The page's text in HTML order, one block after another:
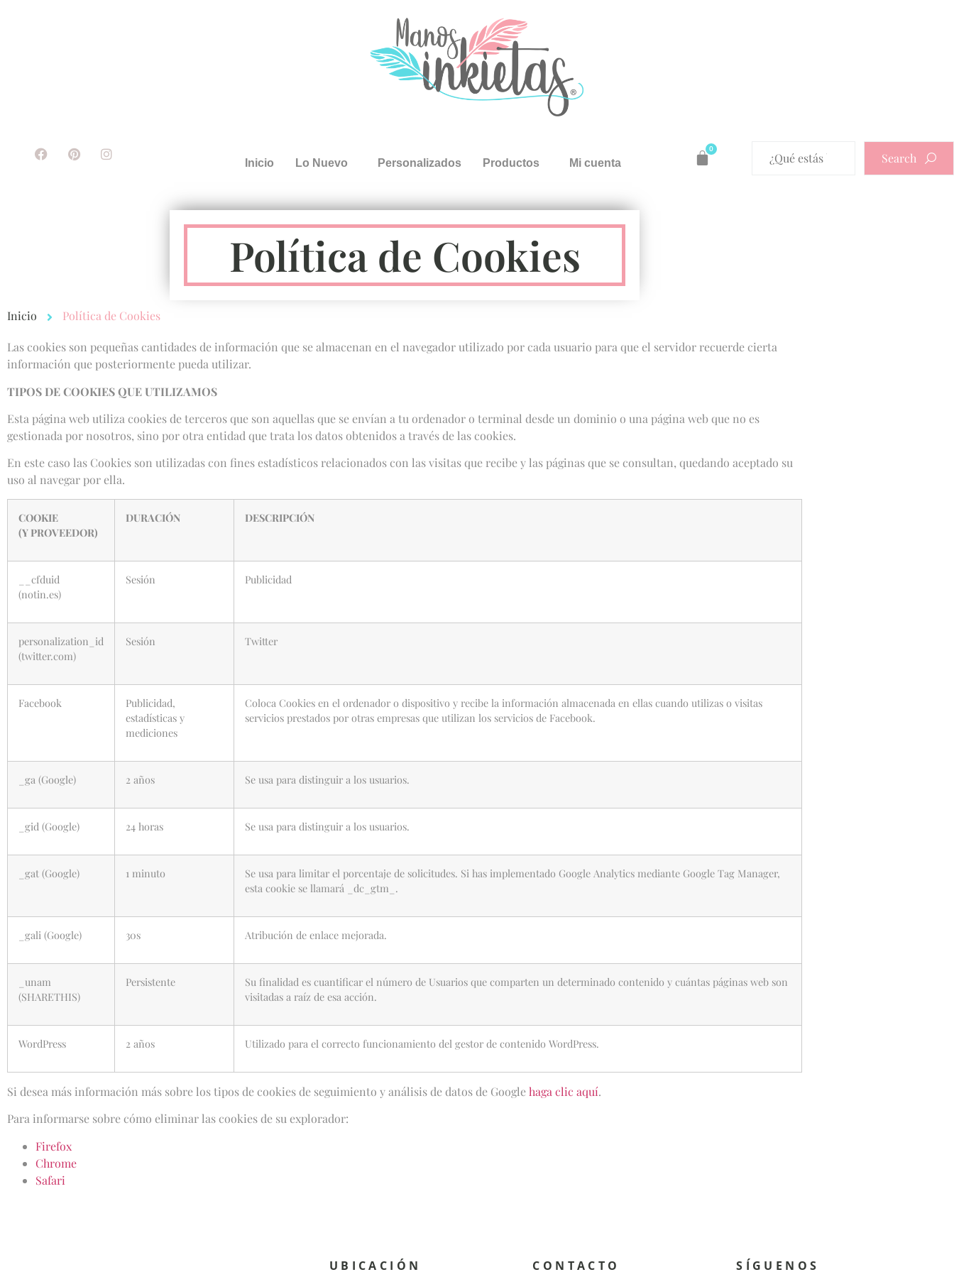
Inicio Lo Nuevo Personalizados Productos Mi cuenta
0
Search
Política de Cookies
Inicio Política de Cookies
Las cookies son pequeñas cantidades de información que se almacenan en el navegador utilizado por cada usuario para que el servidor recuerde cierta
información que posteriormente pueda utilizar.
TIPOS DE COOKIES QUE UTILIZAMOS
Esta página web utiliza cookies de terceros que son aquellas que se envían a tu ordenador o terminal desde un dominio o una página web que no es
gestionada por nosotros, sino por otra entidad que trata los datos obtenidos a través de las cookies.
En este caso las Cookies son utilizadas con fines estadísticos relacionados con las visitas que recibe y las páginas que se consultan, quedando aceptado su
uso al navegar por ella.
COOKIE
(Y PROVEEDOR)
DURACIÓN DESCRIPCIÓN
__cfduid
(notin.es)
Sesión Publicidad
personalization_id
(twitter.com)
Sesión Twitter
Facebook
Publicidad,
estadísticas y
mediciones
Coloca Cookies en el ordenador o dispositivo y recibe la información almacenada en ellas cuando utilizas o visitas
servicios prestados por otras empresas que utilizan los servicios de Facebook.
_ga (Google) 2 años Se usa para distinguir a los usuarios.
_gid (Google) 24 horas Se usa para distinguir a los usuarios.
_gat (Google) 1 minuto
Se usa para limitar el porcentaje de solicitudes. Si has implementado Google Analytics mediante Google Tag Manager,
esta cookie se llamará _dc_gtm_.
_gali (Google) 30s Atribución de enlace mejorada.
_unam
(SHARETHIS)
Persistente
Su finalidad es cuantificar el número de Usuarios que comparten un determinado contenido y cuántas páginas web son
visitadas a raíz de esa acción.
WordPress 2 años Utilizado para el correcto funcionamiento del gestor de contenido WordPress.
Si desea más información más sobre los tipos de cookies de seguimiento y análisis de datos de Googlehaga clic aquí.
Para informarse sobre cómo eliminar las cookies de su explorador:
Firefox
Chrome
Safari
UBICACIÓN CONTACTO SÍGUENOS